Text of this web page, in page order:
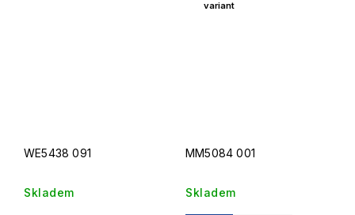
WE5438 091
Skladem
variant
MM5084 001
Skladem